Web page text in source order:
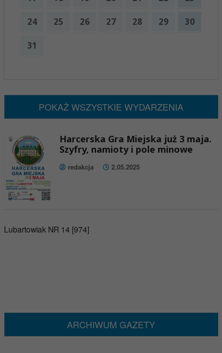
24 25 26 27 28 29 30
31
POKAŻ WSZYSTKIE WYDARZENIA
Harcerska Gra Miejska już 3 maja.
Szyfry, namioty i pole minowe
redakcja 2.05.2025
Lubartowiak NR 14 [974]
ARCHIWUM GAZETY